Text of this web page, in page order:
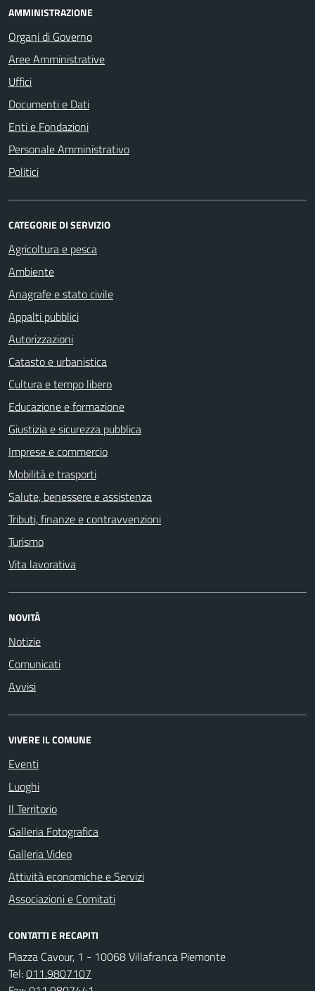
AMMINISTRAZIONE
Organi di Governo
Aree Amministrative
Uffici
Documenti e Dati
Enti e Fondazioni
Personale Amministrativo
Politici
CATEGORIE DI SERVIZIO
Agricoltura e pesca
Ambiente
Anagrafe e stato civile
Appalti pubblici
Autorizzazioni
Catasto e urbanistica
Cultura e tempo libero
Educazione e formazione
Giustizia e sicurezza pubblica
Imprese e commercio
Mobilità e trasporti
Salute, benessere e assistenza
Tributi, finanze e contravvenzioni
Turismo
Vita lavorativa
NOVITÀ
Notizie
Comunicati
Avvisi
VIVERE IL COMUNE
Eventi
Luoghi
Il Territorio
Galleria Fotografica
Galleria Video
Attività economiche e Servizi
Associazioni e Comitati
CONTATTI E RECAPITI
Piazza Cavour, 1 - 10068 Villafranca Piemonte
Tel:011.9807107